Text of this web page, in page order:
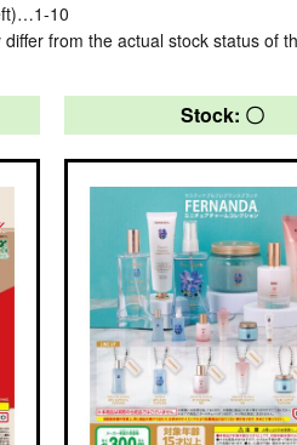
10
from the actual stock status of
Stock: 〇